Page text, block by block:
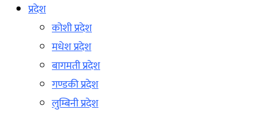
प्रदेश
कोशी प्रदेश
मधेश प्रदेश
बागमती प्रदेश
गण्डकी प्रदेश
लुम्बिनी प्रदेश